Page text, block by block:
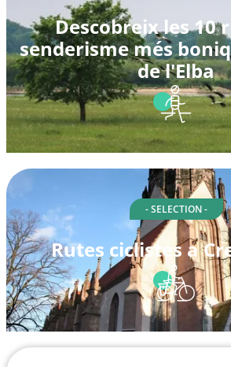
Descobreix les 10
senderisme més
de l'Elba
- SELECTION -
Rutes ciclistes a